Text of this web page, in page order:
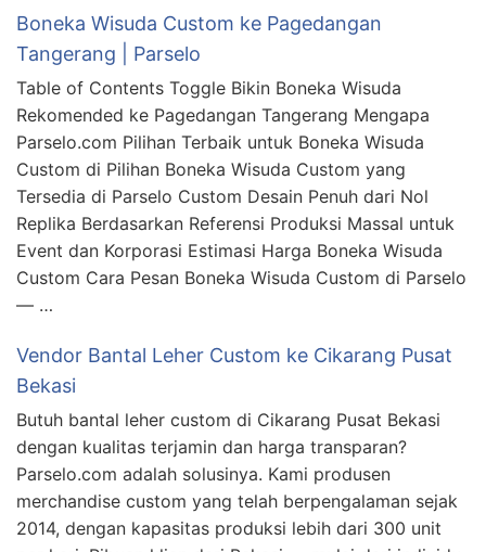
Boneka Wisuda Custom ke Pagedangan
Tangerang | Parselo
Table of Contents Toggle Bikin Boneka Wisuda
Rekomended ke Pagedangan Tangerang Mengapa
Parselo.com Pilihan Terbaik untuk Boneka Wisuda
Custom di Pilihan Boneka Wisuda Custom yang
Tersedia di Parselo Custom Desain Penuh dari Nol
Replika Berdasarkan Referensi Produksi Massal untuk
Event dan Korporasi Estimasi Harga Boneka Wisuda
Custom Cara Pesan Boneka Wisuda Custom di Parselo
— …
Vendor Bantal Leher Custom ke Cikarang Pusat
Bekasi
Butuh bantal leher custom di Cikarang Pusat Bekasi
dengan kualitas terjamin dan harga transparan?
Parselo.com adalah solusinya. Kami produsen
merchandise custom yang telah berpengalaman sejak
2014, dengan kapasitas produksi lebih dari 300 unit